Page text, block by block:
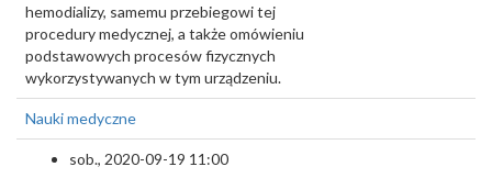
hemodializy, samemu przebiegowi tej
procedury medycznej, a także omówieniu
podstawowych procesów fizycznych
wykorzystywanych w tym urządzeniu.
Nauki medyczne
sob., 2020-09-19 11:00